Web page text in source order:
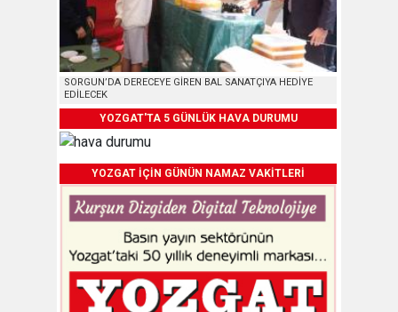
SORGUN’DA DERECEYE GİREN BAL SANATÇIYA HEDİYE
EDİLECEK
YOZGAT'TA 5 GÜNLÜK HAVA DURUMU
YOZGAT İÇİN GÜNÜN NAMAZ VAKİTLERİ